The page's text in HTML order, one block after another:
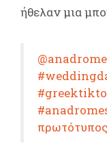
ήθελαν μια